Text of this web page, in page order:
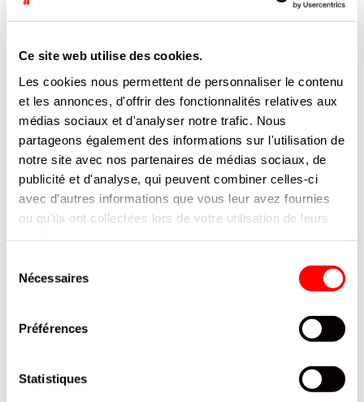
Ce site web utilise des cookies.
Les cookies nous permettent de personnaliser le contenu
et les annonces, d'offrir des fonctionnalités relatives aux
médias sociaux et d'analyser notre trafic. Nous
partageons également des informations sur l'utilisation de
notre site avec nos partenaires de médias sociaux, de
publicité et d'analyse, qui peuvent combiner celles-ci
avec d'autres informations que vous leur avez fournies
ou qu'ils ont collectées lors de votre utilisation de leurs
Nécessaires
Préférences
Statistiques
INFORMATION
alcool au goût doux et fruité. Un mélange rafraîchissant
aux arômes sucrés, dans une bouteille au design vibrant.
Pétillante, fun et pleine de style !
CARACTÉRISTIQUES
DOCUMENTATION
PRODUITS QUI POURRAIENT VOUS